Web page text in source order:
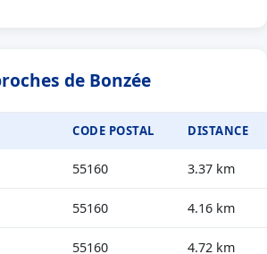
de Bonzée
CODE POSTAL DISTANCE
55160 3.37 km
55160 4.16 km
55160 4.72 km